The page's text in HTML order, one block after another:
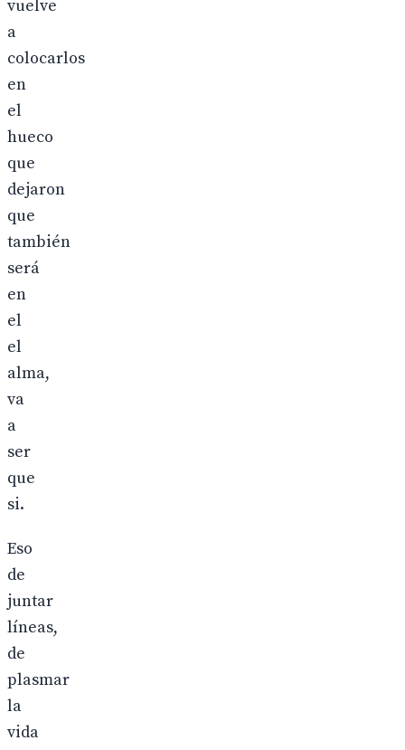
vuelve
a
colocarlos
en
el
hueco
que
dejaron
que
también
será
en
el
el
alma,
va
a
ser
que
si.
Eso
de
juntar
líneas,
de
plasmar
la
vida